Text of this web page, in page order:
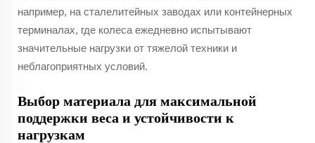
например, на сталелитейных заводах или контейнерных
терминалах, где колеса ежедневно испытывают
значительные нагрузки от тяжелой техники и
неблагоприятных условий.
Выбор материала для максимальной
поддержки веса и устойчивости к
нагрузкам